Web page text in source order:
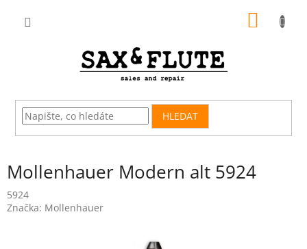
HLEDAT
Mollenhauer Modern alt 5924
5924
Značka: Mollenhauer